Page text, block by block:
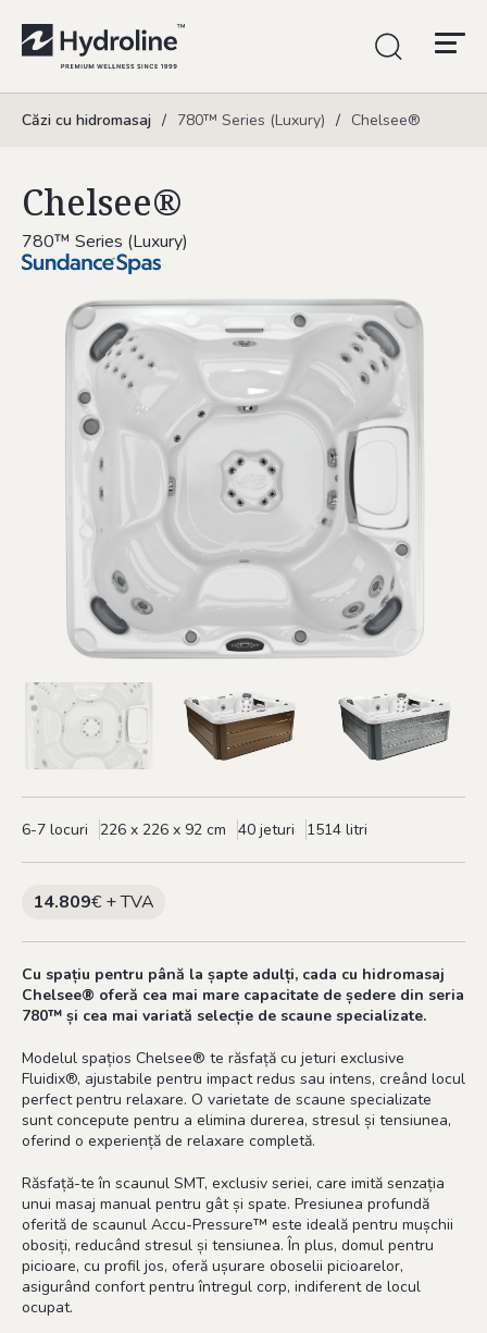
Căzi cu hidromasaj / 780™ Series (Luxury) / Chelsee®
Chelsee®
780™ Series (Luxury)
6-7 locuri 226 x 226 x 92 cm 40 jeturi 1514 litri
14.809€ + TVA
Cu spațiu pentru până la șapte adulți, cada cu hidromasaj
Chelsee® oferă cea mai mare capacitate de ședere din seria
780™ și cea mai variată selecție de scaune specializate.
Modelul spațios Chelsee® te răsfață cu jeturi exclusive
Fluidix®, ajustabile pentru impact redus sau intens, creând locul
perfect pentru relaxare. O varietate de scaune specializate
sunt concepute pentru a elimina durerea, stresul și tensiunea,
oferind o experiență de relaxare completă.
Răsfață-te în scaunul SMT, exclusiv seriei, care imită senzația
unui masaj manual pentru gât și spate. Presiunea profundă
oferită de scaunul Accu-Pressure™ este ideală pentru mușchii
obosiți, reducând stresul și tensiunea. În plus, domul pentru
picioare, cu profil jos, oferă ușurare oboselii picioarelor,
asigurând confort pentru întregul corp, indiferent de locul
ocupat.